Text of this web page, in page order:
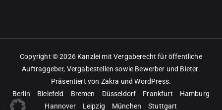
Copyright © 2026 Kanzlei mit Vergaberecht für öffentliche
Auftraggeber, Vergabestellen sowie Bewerber und Bieter.
Präsentiert von Zakra undWordPress.
Berlin
Bielefeld Bremen Düsseldorf Frankfurt
Hamburg
Hannover
Leipzig München Stuttgart